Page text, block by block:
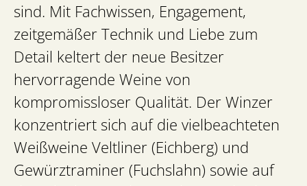
sind. Mit Fachwissen, Engagement,
zeitgemäßer Technik und Liebe zum
Detail keltert der neue Besitzer
hervorragende Weine von
kompromissloser Qualität. Der Winzer
konzentriert sich auf die vielbeachteten
Weißweine Veltliner (Eichberg) und
Gewürztraminer (Fuchslahn) sowie auf